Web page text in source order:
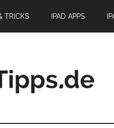
TRICKS IPAD APPS